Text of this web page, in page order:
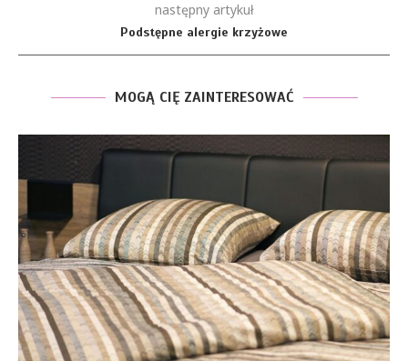
następny artykuł
Podstępne alergie krzyżowe
MOGĄ CIĘ ZAINTERESOWAĆ